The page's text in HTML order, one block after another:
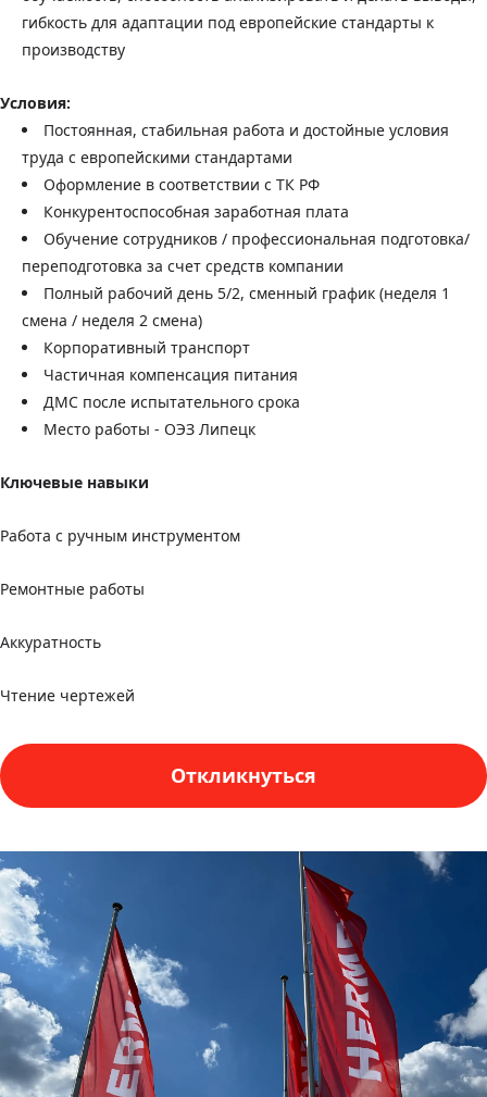
гибкость для адаптации под европейские стандарты к
производству
Условия:
Постоянная, стабильная работа и достойные условия
труда с европейскими стандартами
Оформление в соответствии с ТК РФ
Конкурентоспособная заработная плата
Обучение сотрудников / профессиональная подготовка/
переподготовка за счет средств компании
Полный рабочий день 5/2, сменный график (неделя 1
смена / неделя 2 смена)
Корпоративный транспорт
Частичная компенсация питания
ДМС после испытательного срока
Место работы - ОЭЗ Липецк
Ключевые навыки
Работа с ручным инструментом
Ремонтные работы
Аккуратность
Чтение чертежей
Откликнуться